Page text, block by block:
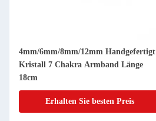
4mm/6mm/8mm/12mm Handgefertigt
Kristall 7 Chakra Armband Länge
18cm
Erhalten Sie besten Preis